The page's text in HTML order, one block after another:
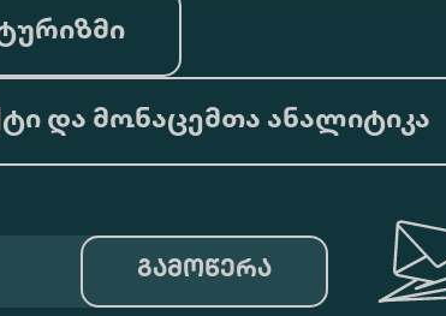
და მონაცემთა ანალიტიკა
გამოწერა